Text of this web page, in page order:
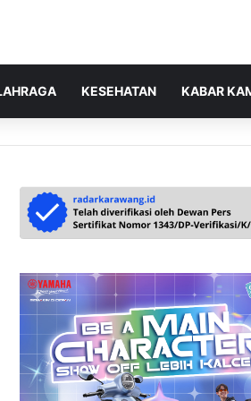
KESEHATAN KABAR